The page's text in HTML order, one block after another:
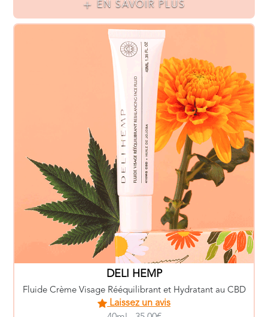
DELI HEMP
Fluide Crème Visage Rééquilibrant et Hydratant au CBD
Laissez un avis
40ml - 35.00€
EN SAVOIR PLUS